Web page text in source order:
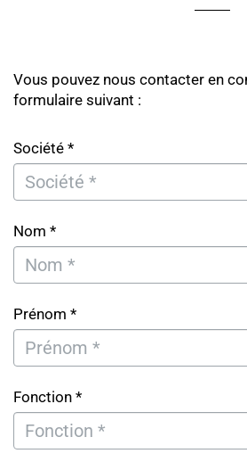
Vous pouvez nous contacter en
formulaire suivant :
Société *
Nom *
Prénom *
Fonction *